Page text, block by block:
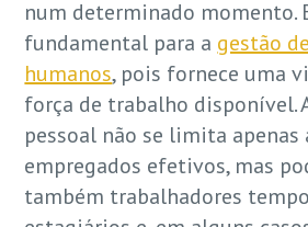
num determinado momento.
fundamental para a gestão
humanos, pois fornece uma
força de trabalho disponível.
pessoal não se limita apenas
empregados efetivos, mas
também trabalhadores